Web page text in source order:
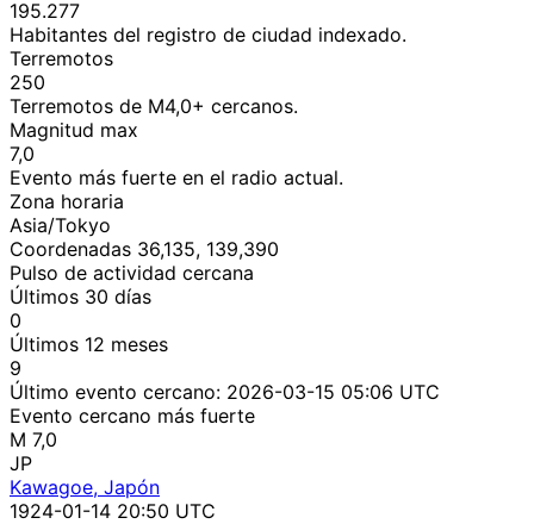
195.277
Habitantes del registro de ciudad indexado.
Terremotos
250
Terremotos de M4,0+ cercanos.
Magnitud max
7,0
Evento más fuerte en el radio actual.
Zona horaria
Asia/Tokyo
Coordenadas 36,135, 139,390
Pulso de actividad cercana
Últimos 30 días
0
Últimos 12 meses
9
Último evento cercano: 2026-03-15 05:06 UTC
Evento cercano más fuerte
M 7,0
JP
Kawagoe, Japón
1924-01-14 20:50 UTC